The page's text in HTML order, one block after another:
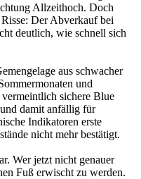
Allzeithoch. Doch
Der Abverkauf bei
deutlich, wie schnell sich
aus schwacher
und
sichere Blue
damit anfällig für
Indikatoren erste
nicht mehr bestätigt.
Wer jetzt nicht genauer
Fuß erwischt zu werden.